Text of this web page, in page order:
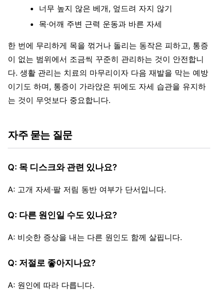
너무 높지 않은 베개, 엎드려 자지 않기
목·어깨 주변 근력 운동과 바른 자세
한 번에 무리하게 목을 꺾거나 돌리는 동작은 피하고, 통증
이 없는 범위에서 조금씩 꾸준히 관리하는 것이 안전합니
다. 생활 관리는 치료의 마무리이자 다음 재발을 막는 예방
이기도 하며, 통증이 가라앉은 뒤에도 자세 습관을 유지하
는 것이 무엇보다 중요합니다.
자주 묻는 질문
Q: 목 디스크와 관련 있나요?
A: 고개 자세·팔 저림 동반 여부가 단서입니다.
Q: 다른 원인일 수도 있나요?
A: 비슷한 증상을 내는 다른 원인도 함께 살핍니다.
Q: 저절로 좋아지나요?
A: 원인에 따라 다릅니다.